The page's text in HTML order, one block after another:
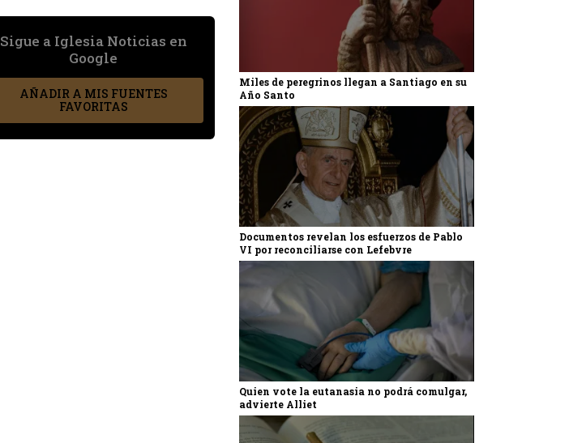
Sigue a Iglesia Noticias en
Google
AÑADIR A MIS FUENTES
FAVORITAS
Miles de peregrinos llegan a Santiago en su
Año Santo
Documentos revelan los esfuerzos de Pablo
VI por reconciliarse con Lefebvre
Quien vote la eutanasia no podrá comulgar,
advierte Alliet